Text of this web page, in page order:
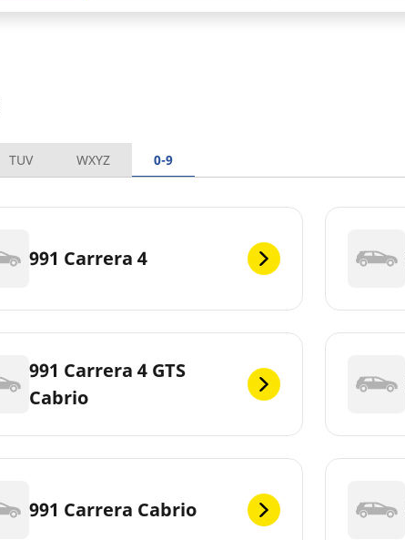
TUV WXYZ 0-9
991 Carrera 4
991 Carrera 4 GTS
Cabrio
991 Carrera Cabrio